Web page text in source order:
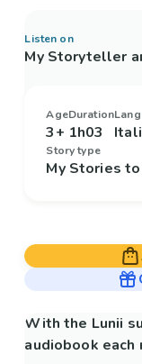
Listen on
My Storyteller
Age
3+
Duration
1h03
Story type
My Stories
With the Lunii
audiobook